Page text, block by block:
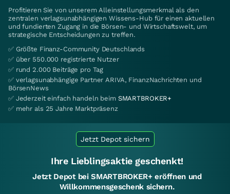
Profitieren Sie von unserem Alleinstellungsmerkmal als den
zentralen verlagsunabhängigen Wissens-Hub für einen aktuellen
und fundierten Zugang in die Börsen- und Wirtschaftswelt, um
strategische Entscheidungen zu treffen.
✅ Größte Finanz-Community Deutschlands
✅ über 550.000 registrierte Nutzer
✅ rund 2.000 Beiträge pro Tag
✅ verlagsunabhängige Partner ARIVA, FinanzNachrichten und
BörsenNews
✅ Jederzeit einfach handeln beim SMARTBROKER+
✅ mehr als 25 Jahre Marktpräsenz
Jetzt Depot sichern
Ihre Lieblingsaktie geschenkt!
Jetzt Depot bei SMARTBROKER+ eröffnen und
Willkommensgeschenk sichern.